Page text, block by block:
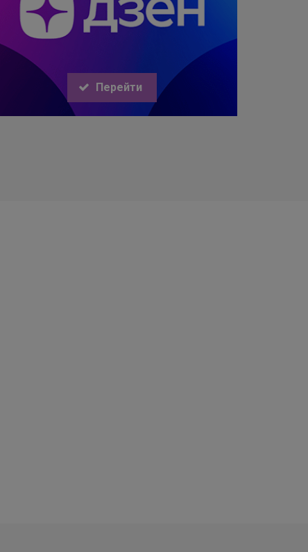
Перейти